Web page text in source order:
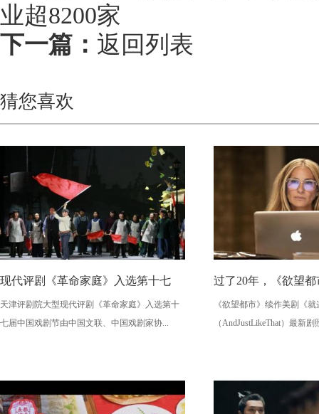
业超8200家
下一篇： 返回列表
猜您喜欢
现代评剧《革命家庭》入选第十七
天津评剧院大型现代评剧《革命家庭》入选第十
七届中国戏剧节由中国文联、中国戏剧家协...
过了20年，《欲望
《欲望都市》续作美剧《就
（AndJustLikeThat）最新剧